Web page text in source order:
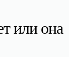
или она